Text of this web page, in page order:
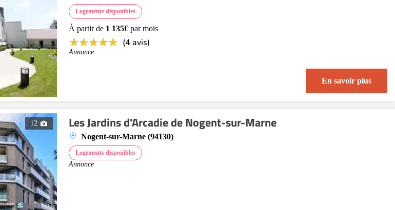
Logements disponibles
À partir de 1 135€ par mois
(4 avis)
Annonce
En savoir plus
12 Les Jardins d'Arcadie de Nogent-sur-Marne
Nogent-sur-Marne (94130)
Logements disponibles
Annonce